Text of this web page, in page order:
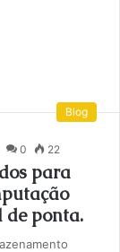
Blog
0 22
para
ponta.